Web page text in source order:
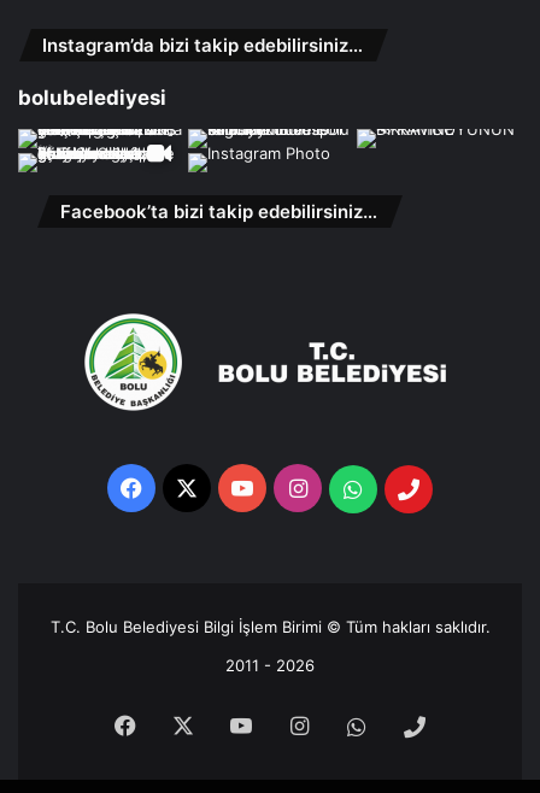
Instagram’da bizi takip edebilirsiniz…
bolubelediyesi
Facebook’ta bizi takip edebilirsiniz…
Facebook
X YouTubeInstagramWhatsappTelefon
T.C. Bolu Belediyesi Bilgi İşlem Birimi © Tüm hakları saklıdır.
2011 - 2026
Facebook YouTubeInstagramWhatsappTelefon